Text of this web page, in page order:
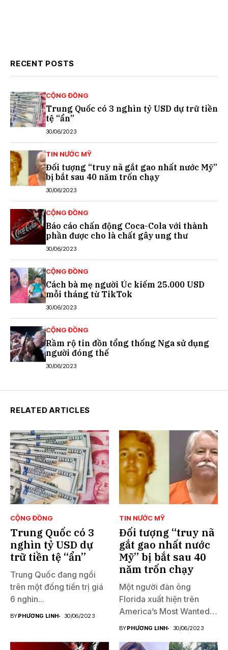
RECENT POSTS
CỘNG ĐỒNG
Trung Quốc có 3 nghìn tỷ USD dự trữ tiền
tệ “ẩn”
30/06/2023
TIN NƯỚC MỸ
Đối tượng “truy nã gắt gao nhất nước Mỹ”
bị bắt sau 40 năm trốn chạy
30/06/2023
CỘNG ĐỒNG
Báo cáo chấn động Coca-Cola với thành
phần được cho là chất gây ung thư
30/06/2023
CỘNG ĐỒNG
Cách bà mẹ người Úc kiếm 25.000 USD
mỗi tháng từ TikTok
30/06/2023
CỘNG ĐỒNG
Rầm rộ tin đồn tổng thống Nga sử dụng
người đóng thế
30/06/2023
RELATED ARTICLES
CỘNG ĐỒNG
Trung Quốc có 3
nghìn tỷ USD dự
trữ tiền tệ “ẩn”
Trung Quốc đang ngồi
trên một đống tiền trị giá
6 nghìn...
BYPHƯƠNG LINH 30/06/2023
TIN NƯỚC MỸ
Đối tượng “truy nã
gắt gao nhất nước
Mỹ” bị bắt sau 40
năm trốn chạy
Một người đàn ông
Florida xuất hiện trên
America’s Most Wanted
đã...
BYPHƯƠNG LINH 30/06/2023